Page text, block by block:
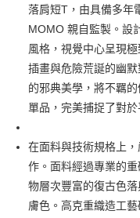
街口支付
悠遊付
Google Pay
全盈+PAY
大哥付你分期
相關說明
【大哥付你分期使用說明】
1.本服務由台灣大哥大提供
流程，驗證手機門號後，選
AFTEE先享後付
相關說明
落肩短T，由具備多年
MOMO 親自監製。設
風格，視覺中心呈現
插畫與危險荒誕的幽
的邪典美學，將不羈
單品，完美捕捉了對
在面料與技術規格上
作。面料經過專業的
物層次豐富的復古色
膚色。高克重織造工